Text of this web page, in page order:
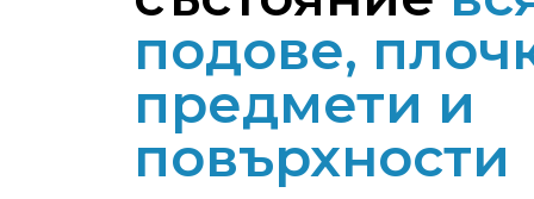
подове,
предмети и
повърхности